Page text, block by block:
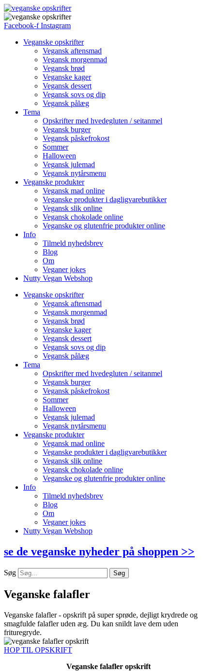
Facebook-f Instagram
Veganske opskrifter
Vegansk aftensmad
Vegansk morgenmad
Vegansk brød
Veganske kager
Vegansk dessert
Vegansk sovs og dip
Vegansk pålæg
Tema
Opskrifter med hvedegluten / seitanmel
Vegansk burger
Vegansk påskefrokost
Sommer
Halloween
Vegansk julemad
Vegansk nytårsmenu
Veganske produkter
Vegansk mad online
Veganske produkter i dagligvarebutikker
Vegansk slik online
Vegansk chokolade online
Veganske og glutenfrie produkter online
Info
Tilmeld nyhedsbrev
Blog
Om
Veganer jokes
Nutty Vegan Webshop
Veganske opskrifter
Vegansk aftensmad
Vegansk morgenmad
Vegansk brød
Veganske kager
Vegansk dessert
Vegansk sovs og dip
Vegansk pålæg
Tema
Opskrifter med hvedegluten / seitanmel
Vegansk burger
Vegansk påskefrokost
Sommer
Halloween
Vegansk julemad
Vegansk nytårsmenu
Veganske produkter
Vegansk mad online
Veganske produkter i dagligvarebutikker
Vegansk slik online
Vegansk chokolade online
Veganske og glutenfrie produkter online
Info
Tilmeld nyhedsbrev
Blog
Om
Veganer jokes
Nutty Vegan Webshop
se de veganske nyheder på shoppen >>
Søg Søg
Veganske falafler
Veganske falafler - opskrift på super sprøde, dejligt krydrede og
smagfulde falafler uden æg. Du kan snildt lave dem uden
frituregryde.
HOP TIL OPSKRIFT
Veganske falafler opskrift